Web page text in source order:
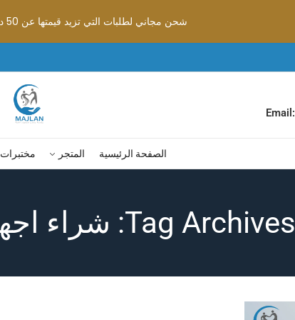
شحن مجاني لطلبات التي تزيد قيمتها عن 50 دينار أردني
Email:
الصفحة الرئيسية المتجر مختبرات
Tag Archives: شراء اجهزة طبية من ماجلان